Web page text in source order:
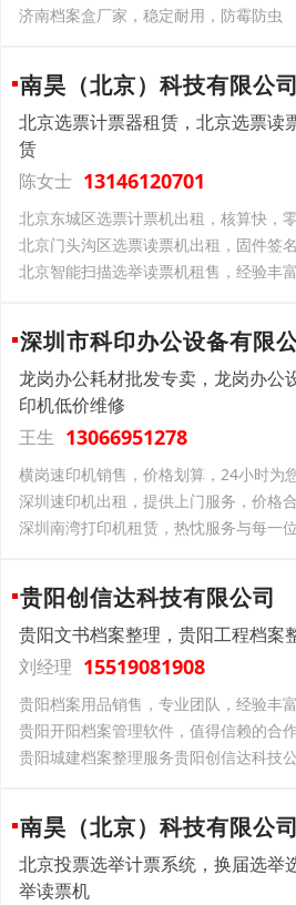
济南档案盒厂家，稳定耐用，防霉防虫
南昊（北京）科技有限公司
北京选票计票器租赁，北京选票读
赁
陈女士 13146120701
北京东城区选票计票机出租，核算快，
北京门头沟区选票读票机出租，固件签
北京智能扫描选举读票机租售，经验丰
深圳市科印办公设备有限
龙岗办公耗材批发专卖，龙岗办公
印机低价维修
王生 13066951278
横岗速印机销售，价格划算，24小时为
深圳速印机出租，提供上门服务，价格
深圳南湾打印机租赁，热忱服务与每一
贵阳创信达科技有限公司
贵阳文书档案整理，贵阳工程档案
刘经理 15519081908
贵阳档案用品销售，专业团队，经验丰
贵阳开阳档案管理软件，值得信赖的合
贵阳城建档案整理服务贵阳创信达科技
南昊（北京）科技有限公司
北京投票选举计票系统，换届选举
举读票机